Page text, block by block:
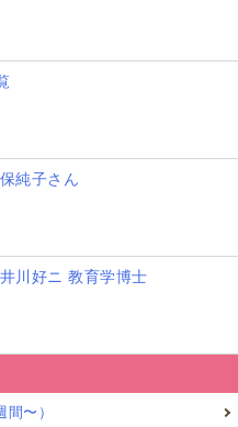
純子さん
川好ニ 教育学博士
〜）